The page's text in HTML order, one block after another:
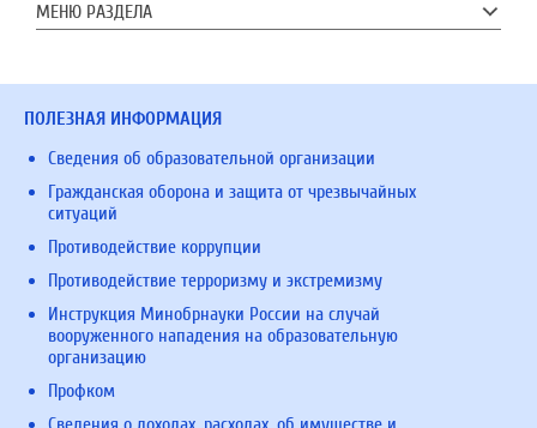
МЕНЮ РАЗДЕЛА
ПОЛЕЗНАЯ ИНФОРМАЦИЯ
Сведения об образовательной организации
Гражданская оборона и защита от чрезвычайных
ситуаций
Противодействие коррупции
Противодействие терроризму и экстремизму
Инструкция Минобрнауки России на случай
вооруженного нападения на образовательную
организацию
Профком